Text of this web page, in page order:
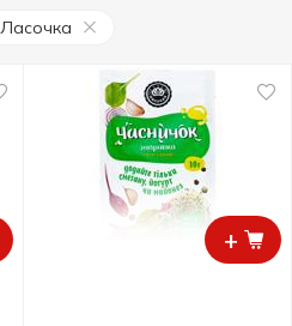
Ласочка
+